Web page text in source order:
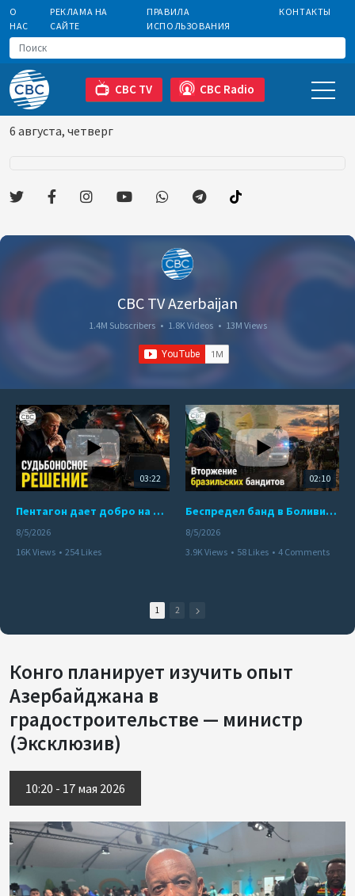
О
НАС
РЕКЛАМА НА
САЙТЕ
ПРАВИЛА
ИСПОЛЬЗОВАНИЯ
КОНТАКТЫ
CBC TV CBC Radio
6 августа, четверг
CBC TV Azerbaijan
1.4M Subscribers • 1.8K Videos • 13M Views
03:22
Пентагон дает добро на ядерный удар по противникам США
8/5/2026
16K Views • 254 Likes
02:10
Беспредел банд в Боливии. Расправы над наркоторговцами
8/5/2026
3.9K Views • 58 Likes • 4 Comments
1 2
Конго планирует изучить опыт
Азербайджана в
градостроительстве — министр
(Эксклюзив)
10:20 - 17 мая 2026